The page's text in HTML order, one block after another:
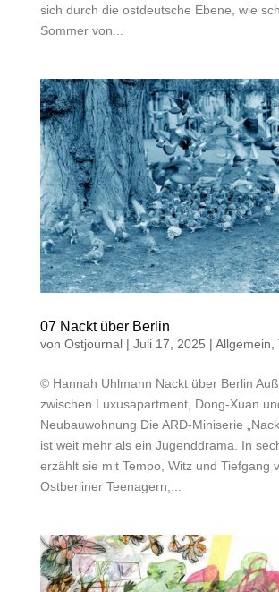
sich durch die ostdeutsche Ebene, wie
Sommer von...
07 Nackt über Berlin
von Ostjournal| Juli 17, 2025 | Allgemein
© Hannah Uhlmann Nackt über Berlin
zwischen Luxusapartment, Dong-Xuan
Neubauwohnung Die ARD-Miniserie
ist weit mehr als ein Jugenddrama. In
erzählt sie mit Tempo, Witz und Tiefgang
Ostberliner Teenagern,...